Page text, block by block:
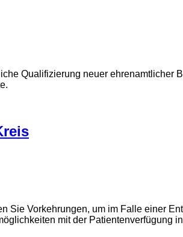
Qualifizierung neuer
Sie Vorkehrungen, um im Falle einer
mit der Patientenverfügung